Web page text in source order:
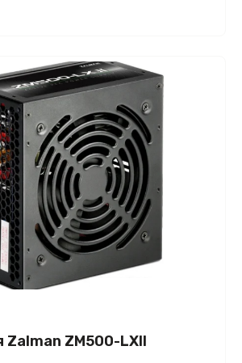
Zalman ZM500-LXII